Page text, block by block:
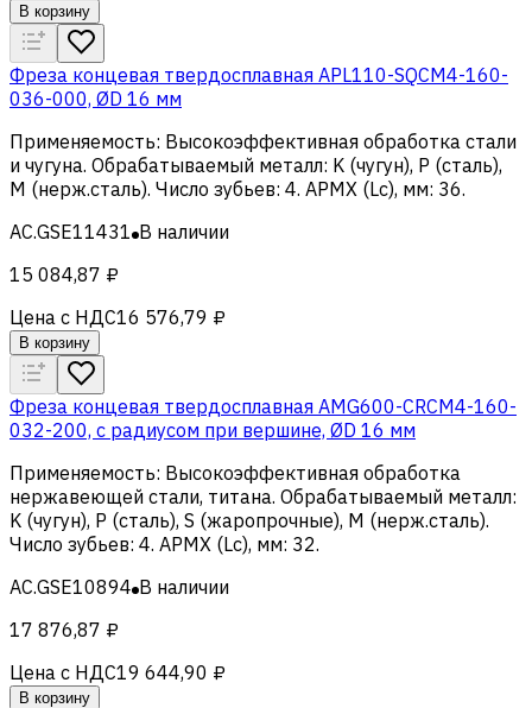
В корзину
Фреза концевая твердосплавная APL110-SQCM4-160-
036-000, ØD 16 мм
Применяемость: Высокоэффективная обработка стали
и чугуна. Обрабатываемый металл: K (чугун), Р (сталь),
M (нерж.сталь). Число зубьев: 4. APMX (Lc), мм: 36.
AC.GSE11431 В наличии
15 084,87 ₽
Цена с НДС16 576,79 ₽
В корзину
Фреза концевая твердосплавная AMG600-CRCM4-160-
032-200, с радиусом при вершине, ØD 16 мм
Применяемость: Высокоэффективная обработка
нержавеющей стали, титана. Обрабатываемый металл:
K (чугун), Р (сталь), S (жаропрочные), M (нерж.сталь).
Число зубьев: 4. APMX (Lc), мм: 32.
AC.GSE10894 В наличии
17 876,87 ₽
Цена с НДС19 644,90 ₽
В корзину